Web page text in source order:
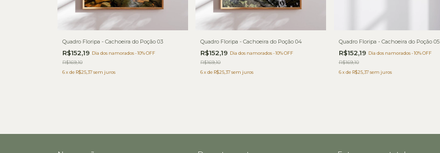
Quadro Floripa - Cachoeira do Poção 03
R$152,19 Dia dos namorados - 10% OFF
R$169,10
6xde R$25,37sem juros
Quadro Floripa - Cachoeira do Poção 04
R$152,19 Dia dos namorados - 10% OFF
R$169,10
6 xde R$25,37 sem juros
Quadro Floripa - Cachoeira do Poção 05
R$152,19 Dia dos namorados - 10% OFF
R$169,10
6 xde R$25,37 sem juros